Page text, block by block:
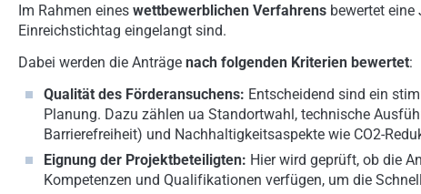
Im Rahmen eines wettbewerblichen Verfahrens bewertet eine
Einreichstichtag eingelangt sind.
Dabei werden die Anträge nach folgenden Kriterien bewertet:
Qualität des Förderansuchens: Entscheidend sind ein
Planung. Dazu zählen ua Standortwahl, technische
Barrierefreiheit) und Nachhaltigkeitsaspekte wie CO2-
Eignung der Projektbeteiligten: Hier wird geprüft, ob die
Kompetenzen und Qualifikationen verfügen, um die